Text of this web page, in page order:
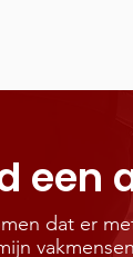
een
dat er